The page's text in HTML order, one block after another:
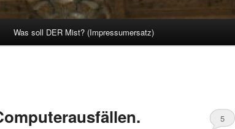
Was soll DER Mist? (Impressumersatz)
5